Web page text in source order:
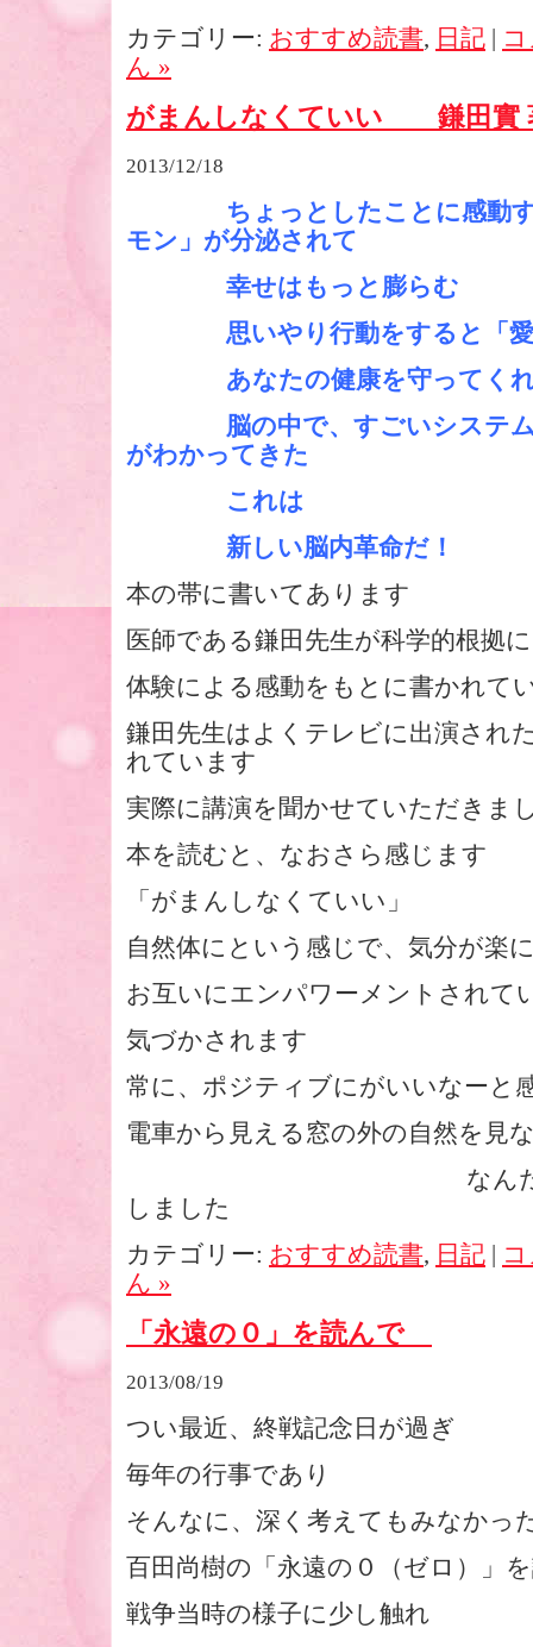
カテゴリー: おすすめ読書, 日記 |
ん »
がまんしなくていい 鎌田實
2013/12/18
ちょっとしたことに感動
モン」が分泌されて
幸せはもっと膨らむ
思いやり行動をすると「愛
あなたの健康を守ってく
脳の中で、すごいシステム
がわかってきた
これは
新しい脳内革命だ！
本の帯に書いてあります
医師である鎌田先生が科学的根拠
体験による感動をもとに書かれて
鎌田先生はよくテレビに出演され
れています
実際に講演を聞かせていただきま
本を読むと、なおさら感じます
「がまんしなくていい」
自然体にという感じで、気分が楽
お互いにエンパワーメントされて
気づかされます
常に、ポジティブにがいいなーと
電車から見える窓の外の自然を見
なんだか・・・
しました
カテゴリー: おすすめ読書, 日記 |
ん »
「永遠の０」を読んで
2013/08/19
つい最近、終戦記念日が過ぎ
毎年の行事であり
そんなに、深く考えてもみなかっ
百田尚樹の「永遠の０（ゼロ）」
戦争当時の様子に少し触れ